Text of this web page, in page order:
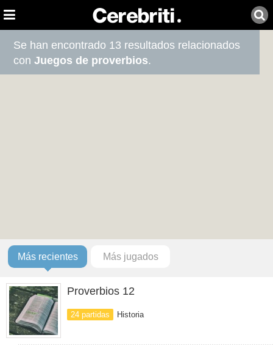
Se han encontrado 13 resultados relacionados
conJuegos de proverbios.
Más recientes Más jugados
Proverbios 12
24 partidas Historia